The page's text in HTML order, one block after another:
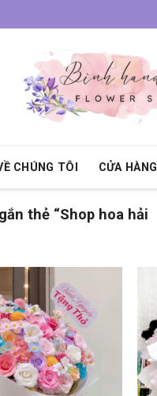
CHÚNG TÔI CỬA HÀNG
thẻ “Shop hoa hải